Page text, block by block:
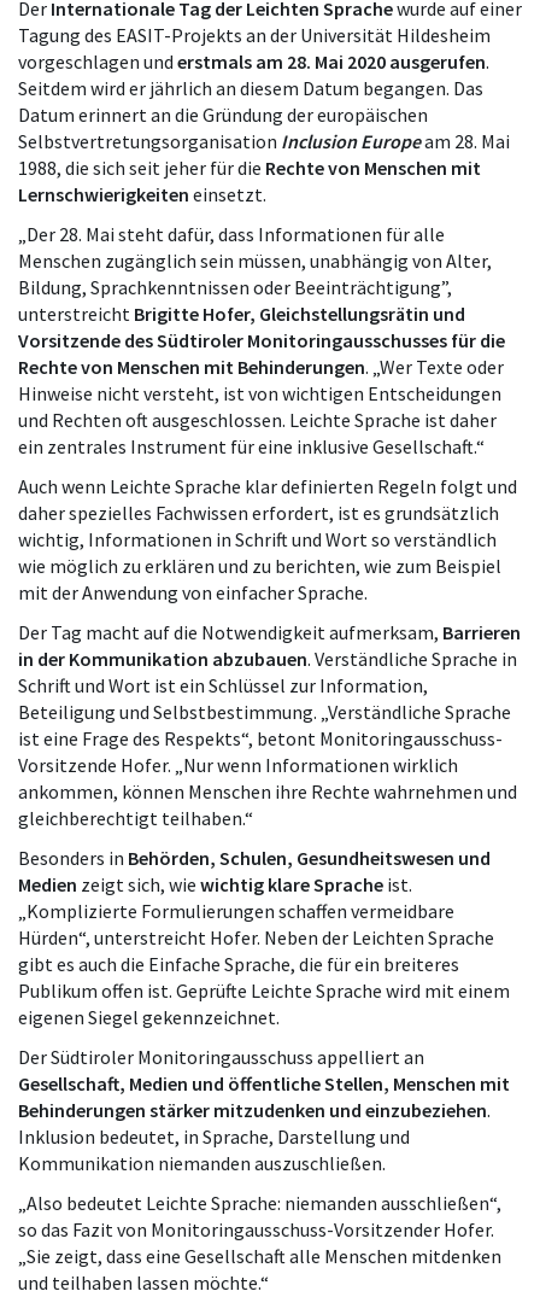
Der Internationale Tag der Leichten Sprachewurde auf einer
Tagung des EASIT-Projekts an der Universität Hildesheim
vorgeschlagen und erstmals am 28. Mai 2020 ausgerufen.
Seitdem wird er jährlich an diesem Datum begangen. Das
Datum erinnert an die Gründung der europäischen
Selbstvertretungsorganisation Inclusion Europeam 28. Mai
1988, die sich seit jeher für die Rechte von Menschen mit
Lernschwierigkeiten einsetzt.
„Der 28. Mai steht dafür, dass Informationen für alle
Menschen zugänglich sein müssen, unabhängig von Alter,
Bildung, Sprachkenntnissen oder Beeinträchtigung”,
unterstreicht Brigitte Hofer, Gleichstellungsrätin und
Vorsitzende des Südtiroler Monitoringausschusses für die
Rechte von Menschen mit Behinderungen. „Wer Texte oder
Hinweise nicht versteht, ist von wichtigen Entscheidungen
und Rechten oft ausgeschlossen. Leichte Sprache ist daher
ein zentrales Instrument für eine inklusive Gesellschaft.“
Auch wenn Leichte Sprache klar definierten Regeln folgt und
daher spezielles Fachwissen erfordert, ist es grundsätzlich
wichtig, Informationen in Schrift und Wort so verständlich
wie möglich zu erklären und zu berichten, wie zum Beispiel
mit der Anwendung von einfacher Sprache.
Der Tag macht auf die Notwendigkeit aufmerksam, Barrieren
in der Kommunikation abzubauen. Verständliche Sprache in
Schrift und Wort ist ein Schlüssel zur Information,
Beteiligung und Selbstbestimmung. „Verständliche Sprache
ist eine Frage des Respekts“, betont Monitoringausschuss-
Vorsitzende Hofer. „Nur wenn Informationen wirklich
ankommen, können Menschen ihre Rechte wahrnehmen und
gleichberechtigt teilhaben.“
Besonders in Behörden, Schulen, Gesundheitswesen und
Medien zeigt sich, wie wichtig klare Sprache ist.
„Komplizierte Formulierungen schaffen vermeidbare
Hürden“, unterstreicht Hofer. Neben der Leichten Sprache
gibt es auch die Einfache Sprache, die für ein breiteres
Publikum offen ist. Geprüfte Leichte Sprache wird mit einem
eigenen Siegel gekennzeichnet.
Der Südtiroler Monitoringausschuss appelliert an
Gesellschaft, Medien und öffentliche Stellen, Menschen mit
Behinderungen stärker mitzudenken und einzubeziehen.
Inklusion bedeutet, in Sprache, Darstellung und
Kommunikation niemanden auszuschließen.
„Also bedeutet Leichte Sprache: niemanden ausschließen“,
so das Fazit von Monitoringausschuss-Vorsitzender Hofer.
„Sie zeigt, dass eine Gesellschaft alle Menschen mitdenken
und teilhaben lassen möchte.“